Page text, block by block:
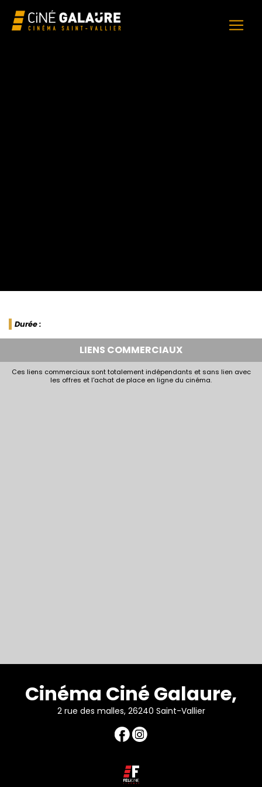
Durée :
LIENS COMMERCIAUX
Ces liens commerciaux sont totalement indépendants et sans lien avec
les offres et l'achat de place en ligne du cinéma.
Cinéma Ciné Galaure,
2 rue des malles, 26240 Saint-Vallier